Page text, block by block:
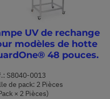
UV de rechange
modèles de hotte
48 pouces.
S8040-0013
de pack: 2 Pièces
× 2 Pièces)